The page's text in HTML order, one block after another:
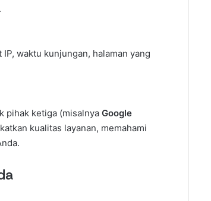
waktu kunjungan, halaman yang
pihak ketiga (misalnya Google
kualitas layanan, memahami